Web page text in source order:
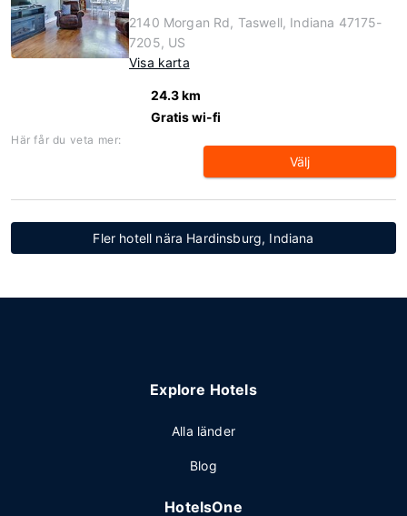
2140 Morgan Rd, Taswell, Indiana 47175-
7205, US
Visa karta
24.3 km
Gratis wi-fi
Här får du veta mer:
Välj
Fler hotell nära Hardinsburg, Indiana
Explore Hotels
Alla länder
Blog
HotelsOne